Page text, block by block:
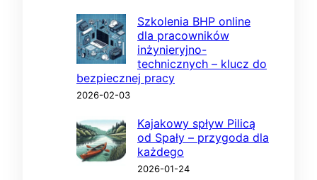
Szkolenia BHP online
dla pracowników
inżynieryjno-
technicznych – klucz do
bezpiecznej pracy
2026-02-03
Kajakowy spływ Pilicą
od Spały – przygoda dla
każdego
2026-01-24